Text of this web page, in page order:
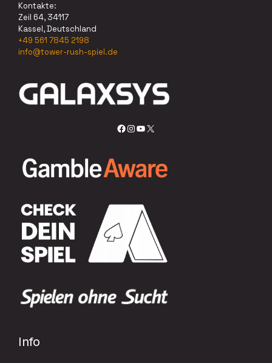
Kontakte:
Zeil 64, 34117
Kassel, Deutschland
+49 561 7845 2198
info@tower-rush-spiel.de
Facebook
Instagram
YouTube
X
Info